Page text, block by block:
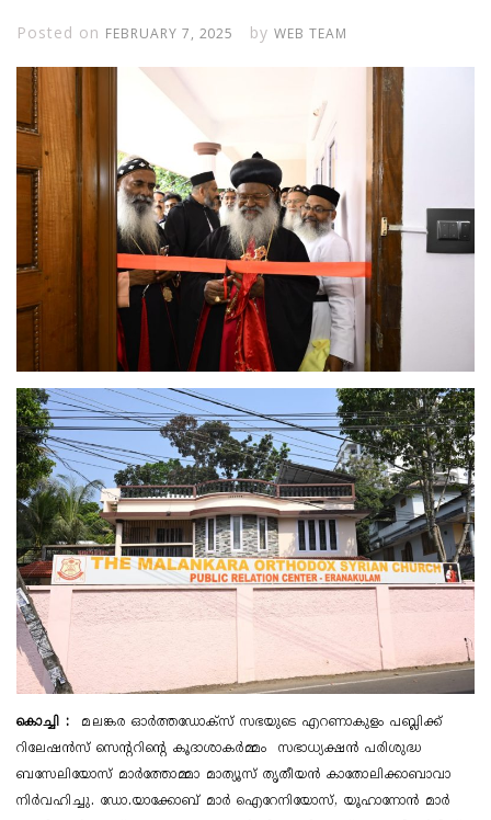
Posted on FEBRUARY 7, 2025 byWEB TEAM
കൊച്ചി : മലങ്കര ഓർത്തഡോക്സ് സഭയുടെ എറണാകുളം പബ്ലിക്ക്
റിലേഷൻസ് സെന്ററിന്റെ കൂദാശാകർമ്മം സഭാധ്യക്ഷൻ പരിശുദ്ധ
ബസേലിയോസ് മാർത്തോമ്മാ മാത്യൂസ് തൃതീയൻ കാതോലിക്കാബാവാ
നിർവഹിച്ചു. ഡോ.യാക്കോബ് മാർ ഐറേനിയോസ്, യൂഹാനോൻ മാർ